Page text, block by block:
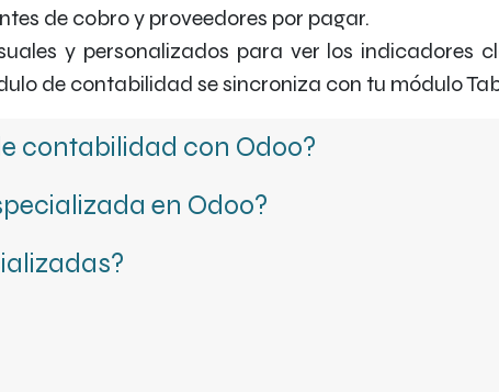
de cobro y proveedores por pagar.
y personalizados para ver los indicadores
de contabilidad se sincroniza con tu módulo
contabilidad con Odoo?
en Odoo?